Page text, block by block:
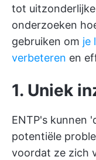
tot
onderzoeken
gebruiken om je
verbeteren en
1. Uniek
ENTP's kunnen
potentiële
voordat ze zich